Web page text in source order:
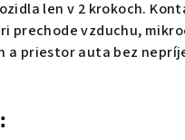
len v 2 krokoch.
prechode vzduchu,
a priestor auta bez